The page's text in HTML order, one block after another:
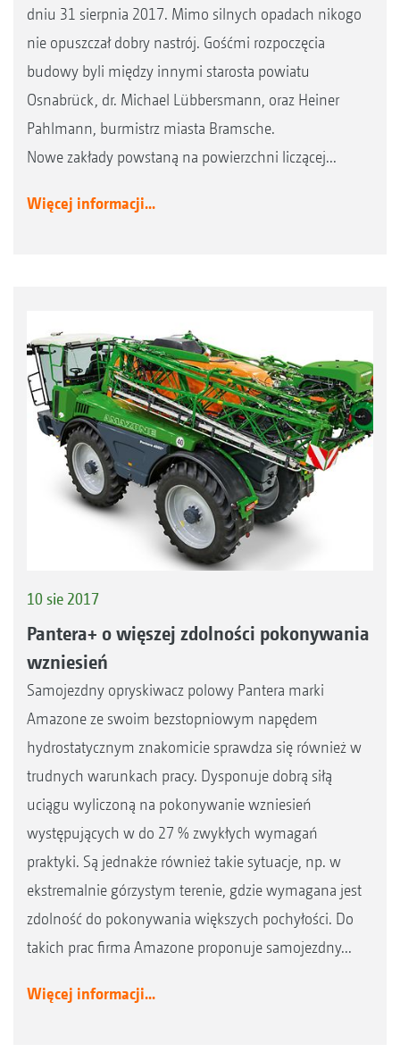
dniu 31 sierpnia 2017. Mimo silnych opadach nikogo
nie opuszczał dobry nastrój. Gośćmi rozpoczęcia
budowy byli między innymi starosta powiatu
Osnabrück, dr. Michael Lübbersmann, oraz Heiner
Pahlmann, burmistrz miasta Bramsche.
Nowe zakłady powstaną na powierzchni liczącej...
Więcej informacji...
10 sie 2017
Pantera+ o więszej zdolności pokonywania
wzniesień
Samojezdny opryskiwacz polowy Pantera marki
Amazone ze swoim bezstopniowym napędem
hydrostatycznym znakomicie sprawdza się również w
trudnych warunkach pracy. Dysponuje dobrą siłą
uciągu wyliczoną na pokonywanie wzniesień
występujących w do 27 % zwykłych wymagań
praktyki. Są jednakże również takie sytuacje, np. w
ekstremalnie górzystym terenie, gdzie wymagana jest
zdolność do pokonywania większych pochyłości. Do
takich prac firma Amazone proponuje samojezdny...
Więcej informacji...